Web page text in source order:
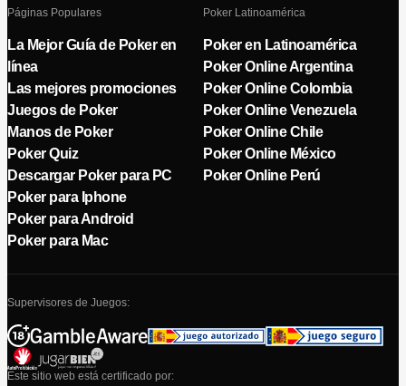
Páginas Populares
La Mejor Guía de Poker en
línea
Las mejores promociones
Juegos de Poker
Manos de Poker
Poker Quiz
Descargar Poker para PC
Poker para Iphone
Poker para Android
Poker para Mac
Poker Latinoamérica
Poker en Latinoamérica
Poker Online Argentina
Poker Online Colombia
Poker Online Venezuela
Poker Online Chile
Poker Online México
Poker Online Perú
Supervisores de Juegos:
Este sitio web está certificado por: